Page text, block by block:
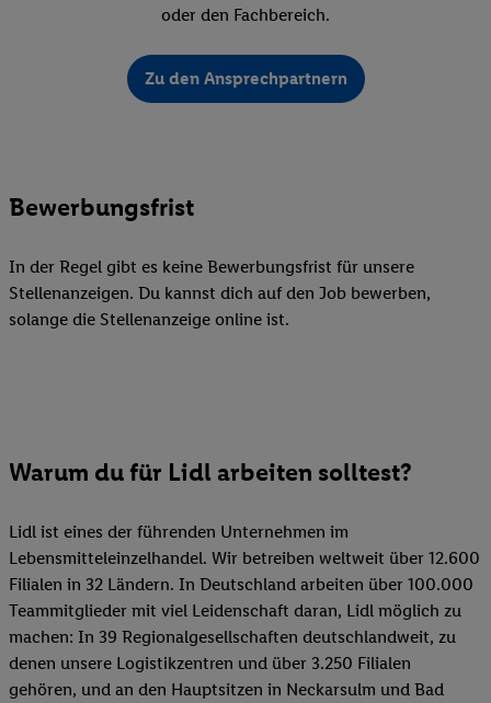
oder den Fachbereich.
Zu den Ansprechpartnern
Bewerbungsfrist
In der Regel gibt es keine Bewerbungsfrist für unsere
Stellenanzeigen. Du kannst dich auf den Job bewerben,
solange die Stellenanzeige online ist.
Warum du für Lidl arbeiten solltest?
Lidl ist eines der führenden Unternehmen im
Lebensmitteleinzelhandel. Wir betreiben weltweit über 12.600
Filialen in 32 Ländern. In Deutschland arbeiten über 100.000
Teammitglieder mit viel Leidenschaft daran, Lidl möglich zu
machen: In 39 Regionalgesellschaften deutschlandweit, zu
denen unsere Logistikzentren und über 3.250 Filialen
gehören, und an den Hauptsitzen in Neckarsulm und Bad